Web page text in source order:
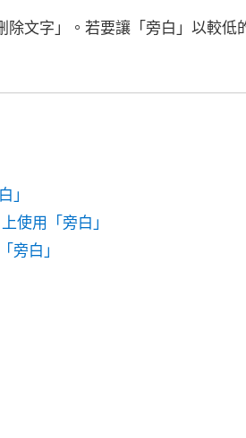
除文字」。若要讓「旁白」以較
」
使用「旁白」
旁白」